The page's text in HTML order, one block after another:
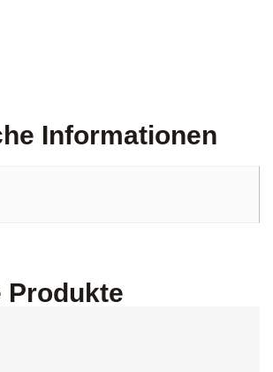
Informationen
Produkte